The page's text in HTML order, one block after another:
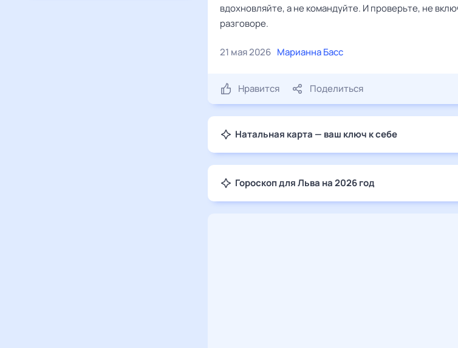
вдохновляйте, а не командуйте. И проверьте, не
разговоре.
21 мая 2026 Марианна Басс
Нравится Поделиться
Натальная карта — ваш ключ к себе
Гороскоп для Льва на 2026 год